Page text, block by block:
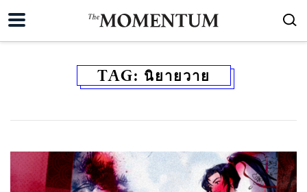
TAG: นิยายวาย